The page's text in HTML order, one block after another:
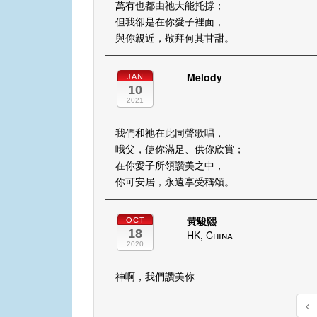
萬有也都由祂大能托撐；
但我卻是在你愛子裡面，
與你親近，敬拜何其甘甜。
JAN
10
2021
Melody
我們和祂在此同聲歌唱，
哦父，使你滿足、供你欣賞；
在你愛子所領讚美之中，
你可安居，永遠享受稱頌。
OCT
18
2020
黃駿熙
HK, China
神啊，我們讚美你